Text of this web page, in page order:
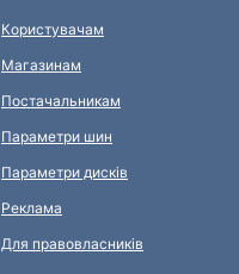
Користувачам
Магазинам
Постачальникам
Параметри шин
Параметри дисків
Реклама
Для правовласників